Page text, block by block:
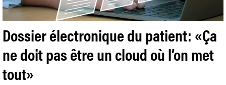
Dossier électronique du patient: «Ça
ne doit pas être un cloud où l’on met
tout»